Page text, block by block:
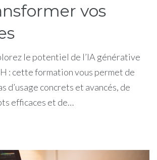
vos
le potentiel de l’IA générative
: cette formation vous permet de
d’usage concrets et avancés, de
efficaces et de…